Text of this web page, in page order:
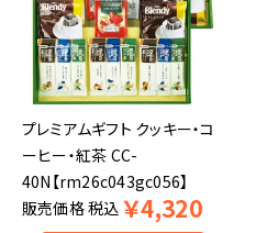
プレミアムギフト クッキー・コ
ーヒー・紅茶 CC-
40N【rm26c043gc056】
販売価格税込 ￥4,320